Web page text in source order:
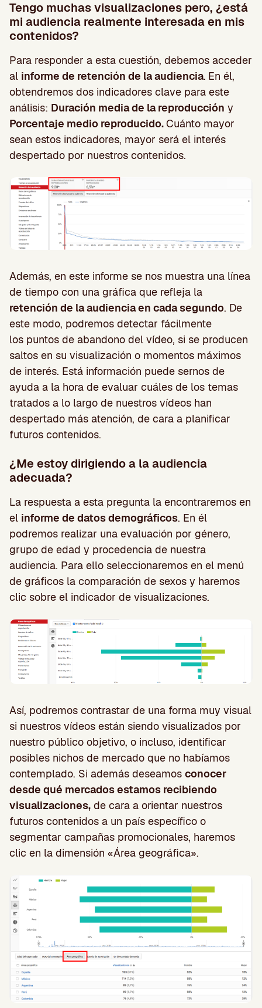
Tengo muchas visualizaciones pero, ¿está
mi audiencia realmente interesada en mis
contenidos?
Para responder a esta cuestión, debemos acceder
al informe de retención de la audiencia. En él,
obtendremos dos indicadores clave para este
análisis: Duración media de la reproducción y
Porcentaje medio reproducido.Cuánto mayor
sean estos indicadores, mayor será el interés
despertado por nuestros contenidos.
Además, en este informe se nos muestra una línea
de tiempo con una gráfica que refleja la
retención de la audiencia en cada segundo. De
este modo, podremos detectar fácilmente
los puntos de abandono del vídeo, si se producen
saltos en su visualización o momentos máximos
de interés. Está información puede sernos de
ayuda a la hora de evaluar cuáles de los temas
tratados a lo largo de nuestros vídeos han
despertado más atención, de cara a planificar
futuros contenidos.
¿Me estoy dirigiendo a la audiencia
adecuada?
La respuesta a esta pregunta la encontraremos en
el informe de datos demográficos. En él
podremos realizar una evaluación por género,
grupo de edad y procedencia de nuestra
audiencia. Para ello seleccionaremos en el menú
de gráficos la comparación de sexos y haremos
clic sobre el indicador de visualizaciones.
Así, podremos contrastar de una forma muy visual
si nuestros vídeos están siendo visualizados por
nuestro público objetivo, o incluso, identificar
posibles nichos de mercado que no habíamos
contemplado. Si además deseamos conocer
desde qué mercados estamos recibiendo
visualizaciones, de cara a orientar nuestros
futuros contenidos a un país específico o
segmentar campañas promocionales, haremos
clic en la dimensión «Área geográfica».